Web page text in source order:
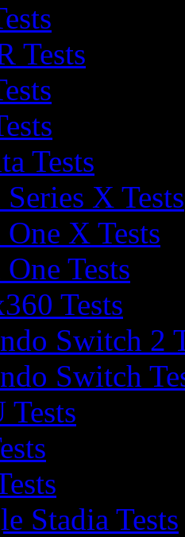
Tests
Tests
X Tests
X Tests
Tests
Tests
Switch 2
Switch
Stadia Tests